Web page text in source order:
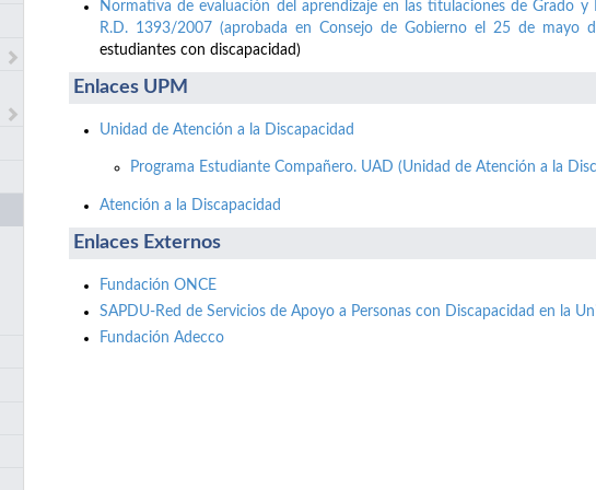
Normativa de evaluación del aprendizaje en las titulaciones de Grado
R.D. 1393/2007 (aprobada en Consejo de Gobierno el 25 de mayo
estudiantes con discapacidad)
Enlaces UPM
Unidad de Atención a la Discapacidad
Programa Estudiante Compañero. UAD (Unidad de Atención a la
Atención a la Discapacidad
Enlaces Externos
Fundación ONCE
SAPDU-Red de Servicios de Apoyo a Personas con Discapacidad en la
Fundación Adecco